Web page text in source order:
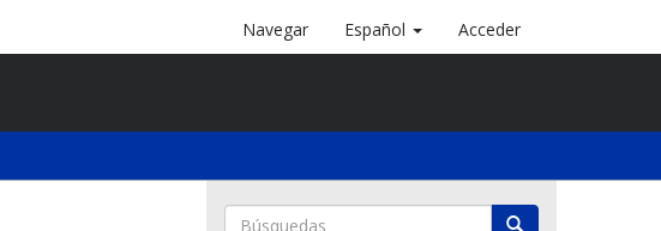
Navegar Español Acceder